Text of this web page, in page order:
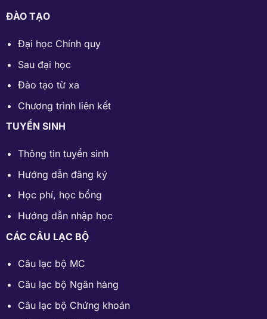
ĐÀO TẠO
Đại học Chính quy
Sau đại học
Đào tạo từ xa
Chương trình liên kết
TUYỂN SINH
Thông tin tuyển sinh
Hướng dẫn đăng ký
Học phí, học bổng
Hướng dẫn nhập học
CÁC CÂU LẠC BỘ
Câu lạc bộ MC
Câu lạc bộ Ngân hàng
Câu lạc bộ Chứng khoán